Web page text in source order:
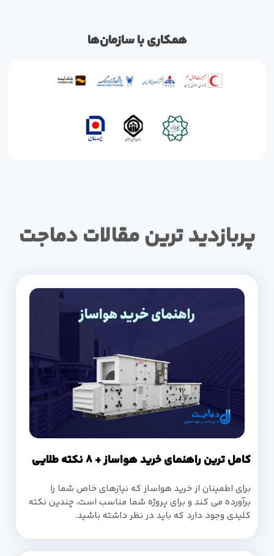
همکاری با سازمان‌ها
پربازدید ترین مقالات دماجت
کامل ترین راهنمای خرید هواساز + 8 نکته طلایی
برای اطمینان از خرید هواساز که نیازهای خاص شما را
برآورده می کند و برای پروژه شما مناسب است، چندین نکته
کلیدی وجود دارد که باید در نظر داشته باشید.